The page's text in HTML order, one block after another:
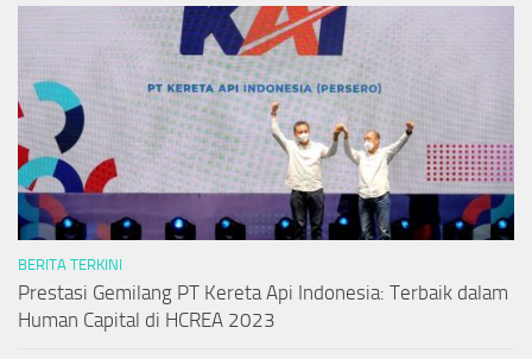
BERITA TERKINI
Prestasi Gemilang PT Kereta Api Indonesia: Terbaik dalam
Human Capital di HCREA 2023